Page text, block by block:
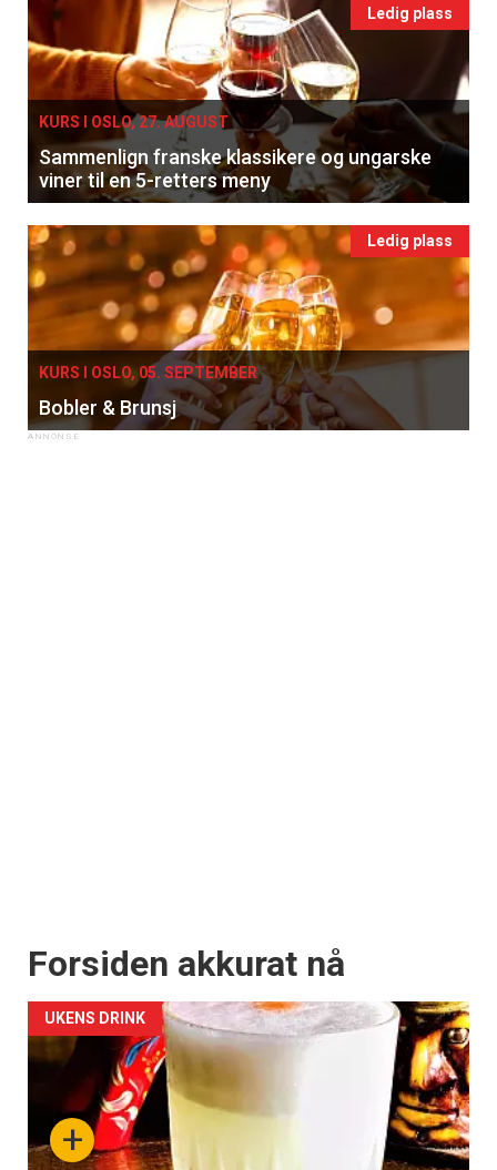
Ledig plass
KURS I OSLO, 27. AUGUST
Sammenlign franske klassikere og ungarske
viner til en 5-retters meny
Ledig plass
KURS I OSLO, 05. SEPTEMBER
Bobler & Brunsj
Forsiden akkurat nå
+
UKENS DRINK